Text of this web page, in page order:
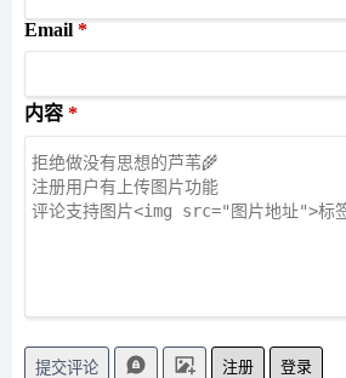
Email
内容
提交评论 注册 登录